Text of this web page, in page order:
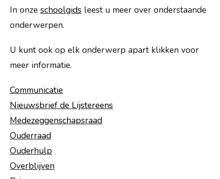
Praktische info
Ouders
Leerlingen
Externe instanties
Contact
Vacatures
In onze schoolgids leest u meer over onderstaande
onderwerpen.
U kunt ook op elk onderwerp apart klikken voor
meer informatie.
Communicatie
Nieuwsbrief de Lijstereens
Medezeggenschapsraad
Ouderraad
Ouderhulp
Overblijven